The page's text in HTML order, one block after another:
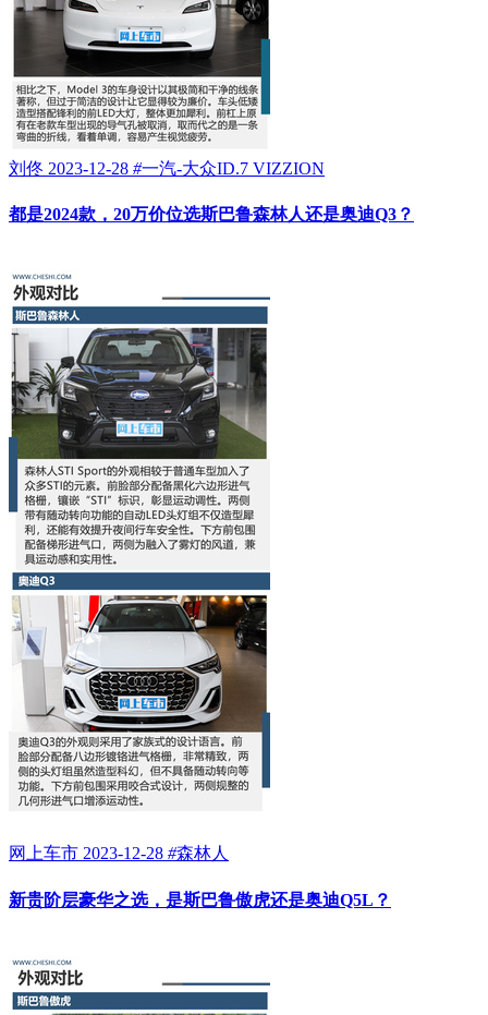
刘佟 2023-12-28 #一汽-大众ID.7 VIZZION
都是2024款，20万价位选斯巴鲁森林人还是奥迪Q3？
网上车市 2023-12-28 #森林人
新贵阶层豪华之选，是斯巴鲁傲虎还是奥迪Q5L？